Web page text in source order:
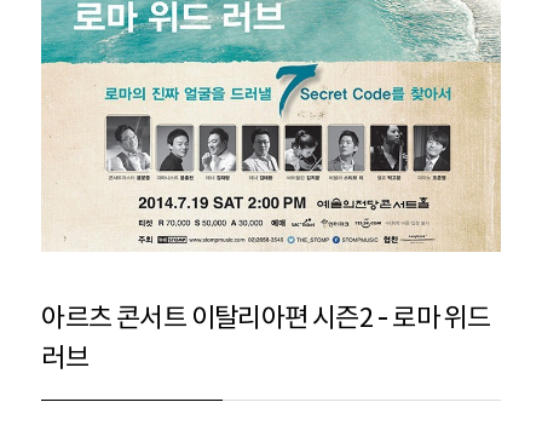
아르츠 콘서트 이탈리아편 시즌2 – 로마 위드
러브